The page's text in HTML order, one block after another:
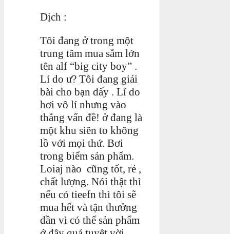
Dịch :
Tôi đang ở trong một
trung tâm mua sắm lớn
tên alf “big city boy” .
Lí do ư? Tôi đang giải
bài cho bạn đấy . Lí do
hơi vô lí nhưng vào
thẳng vấn đề! ở đang là
một khu siên to không
lồ với mọi thứ. Bơi
trong biểm sản phẩm.
Loiaj nào cũng tốt, rẻ ,
chất lượng. Nói thật thì
nếu có tieefn thì tôi sẽ
mua hết và tận thưởng
dần vì có thể sản phẩm